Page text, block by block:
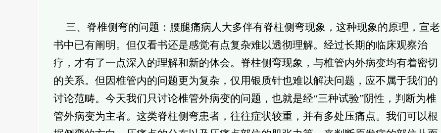
三、脊椎侧弯的问题：腰腿痛病人大多伴有脊柱侧弯现象，这种现象的原理，宣老
书中已有阐明。但仅看书还是感觉有点复杂难以透彻理解。经过长期的临床观察治
疗，才有了一点深入的理解和新的体会。脊柱侧弯现象，与椎管内外病变均有着密切
的关系。但因椎管内的问题更为复杂，仅用银质针也难以解决问题，应不属于我们的
讨论范畴。今天我们只讨论椎管外病变的问题，也就是经“三种试验”阴性，判断为椎
管外病变为主者。这类脊柱侧弯患者，往往症状较重，并有多处压痛点。我们可以根